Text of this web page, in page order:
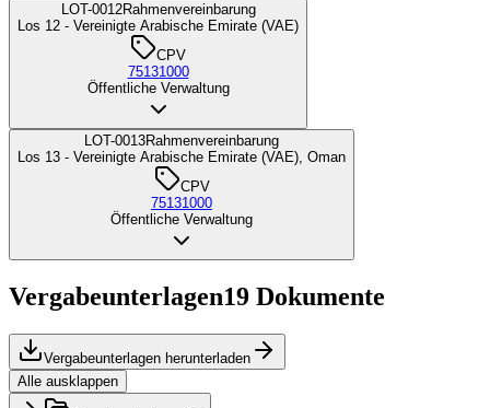
LOT-0012Rahmenvereinbarung
Los 12 - Vereinigte Arabische Emirate (VAE)
CPV
75131000
Öffentliche Verwaltung
LOT-0013Rahmenvereinbarung
Los 13 - Vereinigte Arabische Emirate (VAE), Oman
CPV
75131000
Öffentliche Verwaltung
Vergabeunterlagen19 Dokumente
Vergabeunterlagen herunterladen
Alle ausklappen